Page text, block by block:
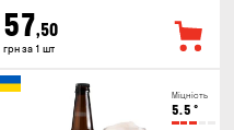
57,50
грн за 1 шт
Міцність
5.5 °